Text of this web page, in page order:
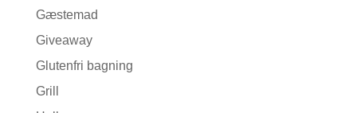
Gæstemad
Giveaway
Glutenfri bagning
Grill